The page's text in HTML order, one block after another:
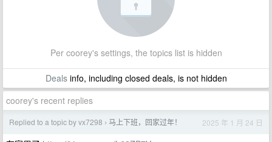
Per coorey's settings, the topics list is hidden
Dealsinfo, including closed deals, is not hidden
coorey's recent replies
Replied to a topic by vx7298 › 马上下班，回家过年！ 2025 年 1 月 24 日